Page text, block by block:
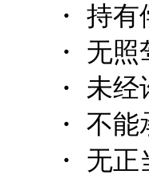
・ 持有偿
・ 无照
・ 未经许
・ 不能承
・ 无正当